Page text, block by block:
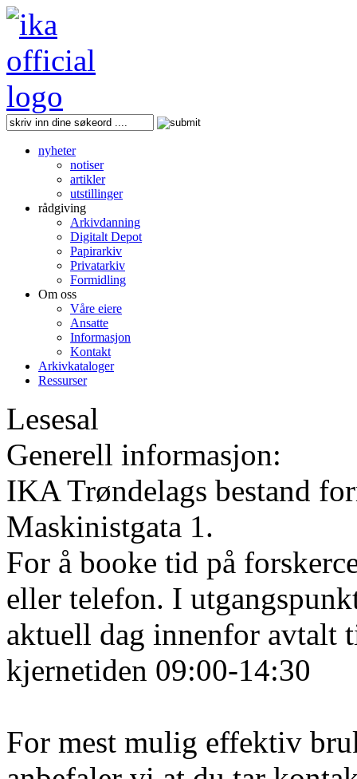
nyheter
notiser
artikler
utstillinger
rådgiving
Arkivdanning
Digitalt Depot
Papirarkiv
Privatarkiv
Formidling
Om oss
Våre eiere
Ansatte
Informasjon
Kontakt
Arkivkataloger
Ressurser
Lesesal
Generell informasjon:
IKA Trøndelags bestand
Maskinistgata 1.
For å booke tid på
eller telefon. I
aktuell dag innenfor avtalt
kjernetiden 09:00-14:30
For mest mulig effektiv